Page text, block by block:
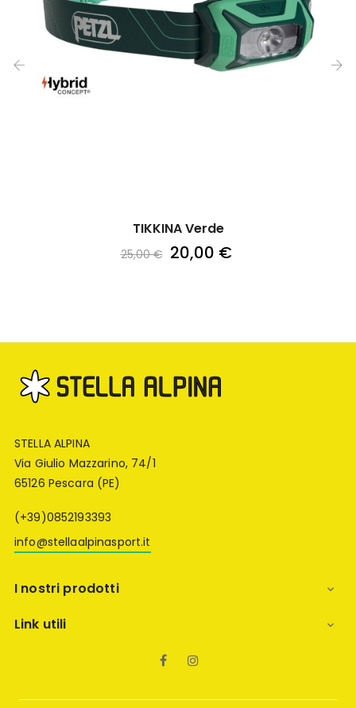
TIKKINA Verde
25,00 € 20,00 €
STELLA ALPINA
Via Giulio Mazzarino, 74/1
65126 Pescara (PE)
(+39)0852193393
info@stellaalpinasport.it
I nostri prodotti 
Link utili 
Facebook